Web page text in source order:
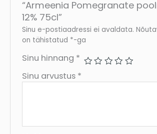
“Armeenia Pomegranate
12% 75cl”
Sinu e-postiaadressi ei avaldata.
on tähistatud *-ga
Sinu hinnang *
Sinu arvustus *